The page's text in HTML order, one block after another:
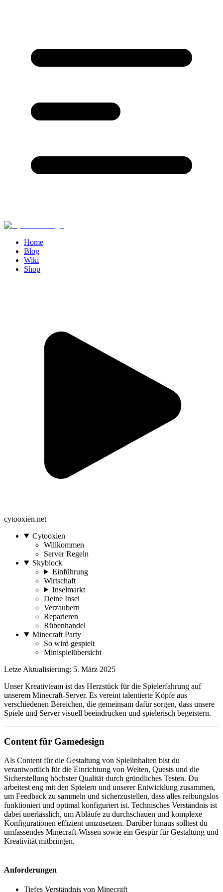
Home
Blog
Wiki
Shop
cytooxien.net
Cytooxien
Willkommen
Server Regeln
Skyblock
Einführung
Wirtschaft
Inselmarkt
Deine Insel
Verzaubern
Reparieren
Rübenhandel
Minecraft Party
So wird gespielt
Minispielübersicht
Letze Aktualisierung: 5. März 2025
Unser Kreativteam ist das Herzstück für die Spielerfahrung auf
unserem Minecraft-Server. Es vereint talentierte Köpfe aus
verschiedenen Bereichen, die gemeinsam dafür sorgen, dass unsere
Spiele und Server visuell beeindrucken und spielerisch begeistern.
Content für Gamedesign
Als Content für die Gestaltung von Spielinhalten bist du
verantwortlich für die Einrichtung von Welten, Quests und die
Sicherstellung höchster Qualität durch gründliches Testen. Du
arbeitest eng mit den Spielern und unserer Entwicklung zusammen,
um Feedback zu sammeln und sicherzustellen, dass alles reibungslos
funktioniert und optimal konfiguriert ist. Technisches Verständnis ist
dabei unerlässlich, um Abläufe zu durchschauen und komplexe
Konfigurationen effizient umzusetzen. Darüber hinaus solltest du
umfassendes Minecraft-Wissen sowie ein Gespür für Gestaltung und
Kreativität mitbringen.
Anforderungen
Tiefes Verständnis von Minecraft